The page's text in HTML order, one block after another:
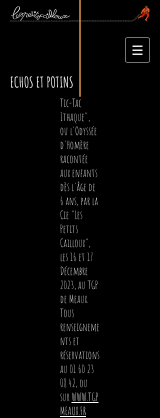
ECHOS ET POTINS
Tic-Tac
Ithaque",
ou l'Odyssée
d'Homère
racontée
aux enfants
dès l'âge de
6 ans, par la
Cie "Les
Petits
Cailloux",
les 16 et 17
Décembre
2023, au TGP
de Meaux.
Tous
renseigneme
nts et
réservations
au 01 60 23
08 42, ou
sur WWW.TGP
MEAUX.FR